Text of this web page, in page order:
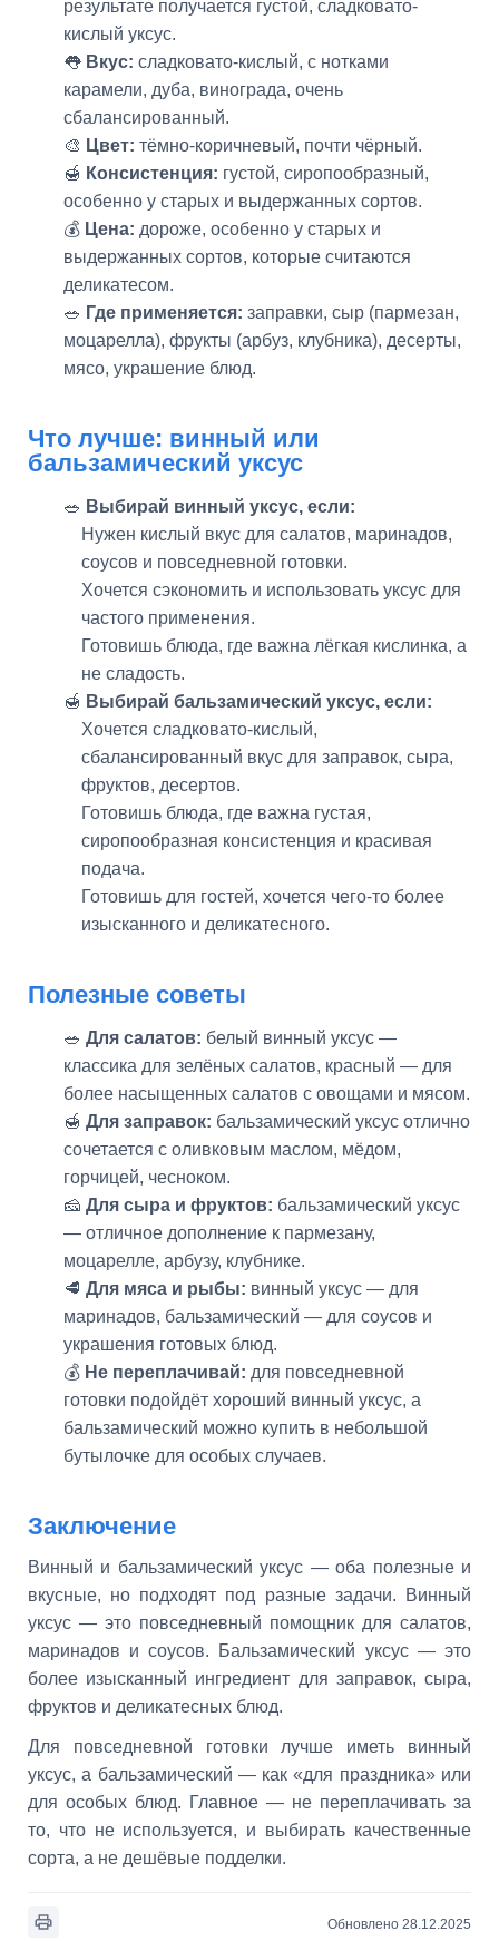
результате получается густой, сладковато-
кислый уксус.
👅 Вкус: сладковато-кислый, с нотками
карамели, дуба, винограда, очень
сбалансированный.
🎨 Цвет: тёмно-коричневый, почти чёрный.
🍯 Консистенция: густой, сиропообразный,
особенно у старых и выдержанных сортов.
💰 Цена: дороже, особенно у старых и
выдержанных сортов, которые считаются
деликатесом.
🥗 Где применяется: заправки, сыр (пармезан,
моцарелла), фрукты (арбуз, клубника), десерты,
мясо, украшение блюд.
Что лучше: винный или
бальзамический уксус
🥗 Выбирай винный уксус, если:
Нужен кислый вкус для салатов, маринадов,
соусов и повседневной готовки.
Хочется сэкономить и использовать уксус для
частого применения.
Готовишь блюда, где важна лёгкая кислинка, а
не сладость.
🍯 Выбирай бальзамический уксус, если:
Хочется сладковато-кислый,
сбалансированный вкус для заправок, сыра,
фруктов, десертов.
Готовишь блюда, где важна густая,
сиропообразная консистенция и красивая
подача.
Готовишь для гостей, хочется чего-то более
изысканного и деликатесного.
Полезные советы
🥗 Для салатов: белый винный уксус —
классика для зелёных салатов, красный — для
более насыщенных салатов с овощами и мясом.
🍯 Для заправок: бальзамический уксус отлично
сочетается с оливковым маслом, мёдом,
горчицей, чесноком.
🧀 Для сыра и фруктов: бальзамический уксус
— отличное дополнение к пармезану,
моцарелле, арбузу, клубнике.
🥩 Для мяса и рыбы: винный уксус — для
маринадов, бальзамический — для соусов и
украшения готовых блюд.
💰 Не переплачивай: для повседневной
готовки подойдёт хороший винный уксус, а
бальзамический можно купить в небольшой
бутылочке для особых случаев.
Заключение
Винный и бальзамический уксус — оба полезные и
вкусные, но подходят под разные задачи. Винный
уксус — это повседневный помощник для салатов,
маринадов и соусов. Бальзамический уксус — это
более изысканный ингредиент для заправок, сыра,
фруктов и деликатесных блюд.
Для повседневной готовки лучше иметь винный
уксус, а бальзамический — как «для праздника» или
для особых блюд. Главное — не переплачивать за
то, что не используется, и выбирать качественные
сорта, а не дешёвые подделки.
Обновлено 28.12.2025